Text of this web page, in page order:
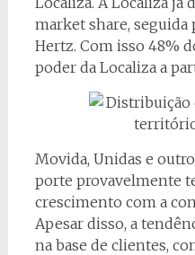
market share, seguida
Hertz. Com isso 48%
poder da Localiza a
Movida, Unidas e
porte provavelmente
crescimento com a
Apesar disso, a
na base de clientes,